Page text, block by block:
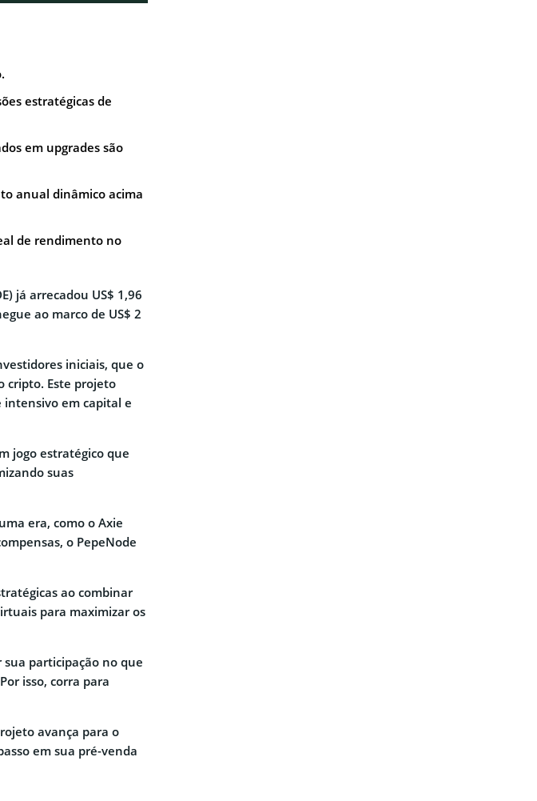
estratégicas de
em upgrades são
anual dinâmico acima
de rendimento no
já arrecadou US$ 1,96
ao marco de US$ 2
iniciais, que o
cripto. Este projeto
em capital e
jogo estratégico que
suas
era, como o Axie
o PepeNode
ao combinar
para maximizar os
participação no que
isso, corra para
avança para o
em sua pré-venda